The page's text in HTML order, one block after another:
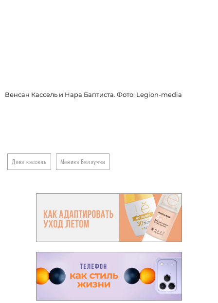
Венсан Кассель и Нара Баптиста. Фото: Legion-media
Дева кассель Моника Беллуччи